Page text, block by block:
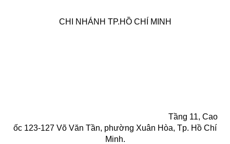
CHI NHÁNH TP.HỒ CHÍ MINH
Tầng 11, Cao
ốc 123-127 Võ Văn Tần, phường Xuân Hòa, Tp. Hồ Chí
Minh.